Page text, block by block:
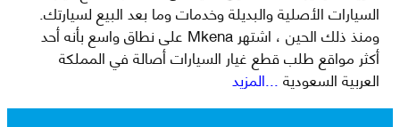
السيارات الأصلية والبديلة وخدمات وما بعد البيع لسيارتك.
ومنذ ذلك الحين ، اشتهر Mkena على نطاق واسع بأنه أحد
أكثر مواقع طلب قطع غيار السيارات أصالة في المملكة
العربية السعودية...المزيد